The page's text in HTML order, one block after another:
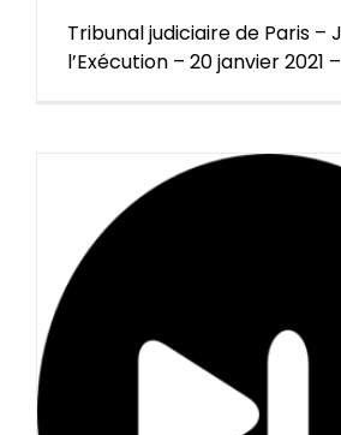
Tribunal judiciaire de Paris –
l’Exécution – 20 janvier 2021